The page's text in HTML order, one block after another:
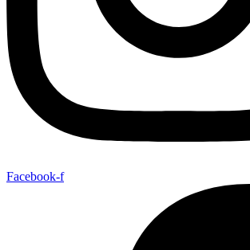
Facebook-f